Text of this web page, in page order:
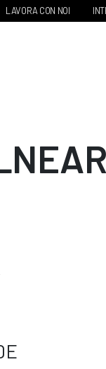
LAVORA CON NOI